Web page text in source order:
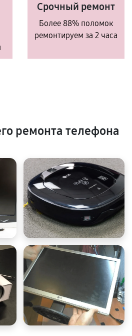
Срочный ремонт
Более 88% поломок
ремонтируем за 2 часа
ремонта телефона